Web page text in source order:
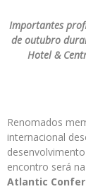
Importantes
de outubro
Hotel &
Renomados
internacional
encontro será
Atlantic